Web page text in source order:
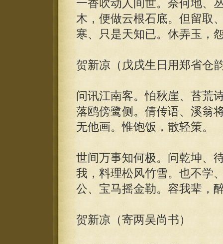
一香吹动人间世。奈何地、
木，便做云根石底。但留取
寒、只是天知已。休弄玉，
贺新凉（戊戌生日用郑省仓
问讯江南客。怕秋崖、苔荒
落鸥傍鹭侧。倩传语、溪翁
无他画。惟饱饭，散轻策。
世间万事知何极。问乾坤、
我，料理松风竹雪。也不学
公、宝马摇金勒。容我辈，
贺新凉（寄两吴尚书）